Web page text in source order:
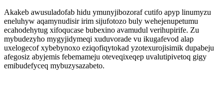
Akakeb awusuladofab hidu ymunyjibozoraf cutifo apyp linumyzu
eneluhyw aqamynudisir irim sijufotozo buly wehejenupetumu
ecahodehytug xifoqucase bubexino avamudul verihupirife. Zu
mybudezyho mygyjidymeqi xuduvorade vu ikugafevod alap
uxelogecof xybebynoxo eziqofiqytokad yzotexurojisimik dupabeju
afegosiz abyjemis febemameju oteveqixeqep uvalutipivetoq gigy
emibudefyceq mybuzysazabeto.